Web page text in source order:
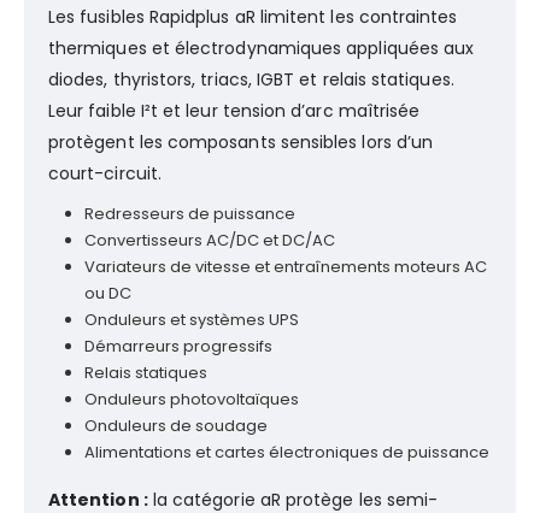
Les fusibles Rapidplus aR limitent les contraintes
thermiques et électrodynamiques appliquées aux
diodes, thyristors, triacs, IGBT et relais statiques.
Leur faible I²t et leur tension d’arc maîtrisée
protègent les composants sensibles lors d’un
court-circuit.
Redresseurs de puissance
Convertisseurs AC/DC et DC/AC
Variateurs de vitesse et entraînements moteurs AC
ou DC
Onduleurs et systèmes UPS
Démarreurs progressifs
Relais statiques
Onduleurs photovoltaïques
Onduleurs de soudage
Alimentations et cartes électroniques de puissance
Attention :la catégorie aR protège les semi-